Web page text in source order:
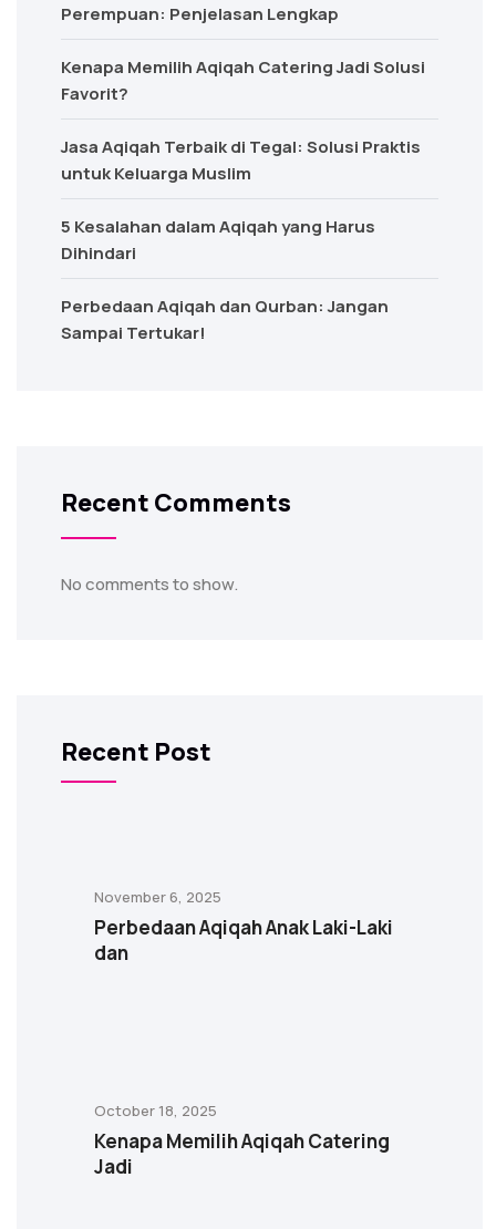
Perempuan: Penjelasan Lengkap
Kenapa Memilih Aqiqah Catering Jadi Solusi
Favorit?
Jasa Aqiqah Terbaik di Tegal: Solusi Praktis
untuk Keluarga Muslim
5 Kesalahan dalam Aqiqah yang Harus
Dihindari
Perbedaan Aqiqah dan Qurban: Jangan
Sampai Tertukar!
Recent Comments
No comments to show.
Recent Post
November 6, 2025
Perbedaan Aqiqah Anak Laki-Laki
dan
October 18, 2025
Kenapa Memilih Aqiqah Catering
Jadi